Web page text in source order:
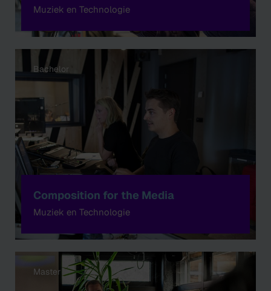
Muziek en Technologie
Bachelor
Composition for the Media
Muziek en Technologie
Master